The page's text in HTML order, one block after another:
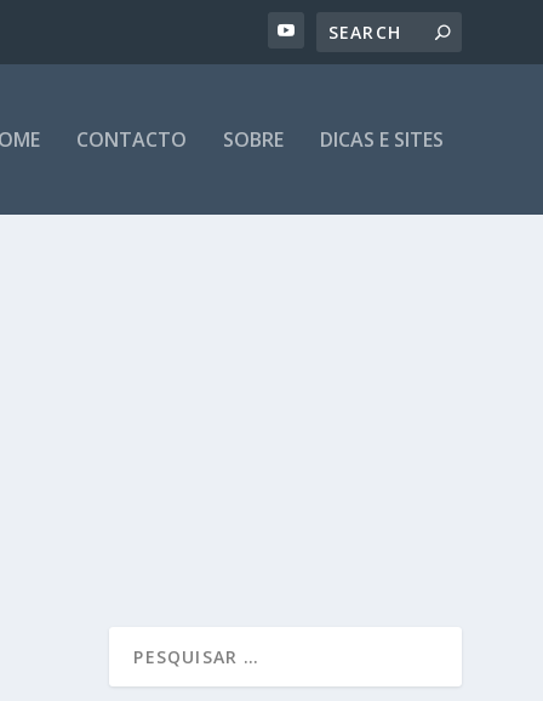
CONTACTO SOBRE DICAS E SITES